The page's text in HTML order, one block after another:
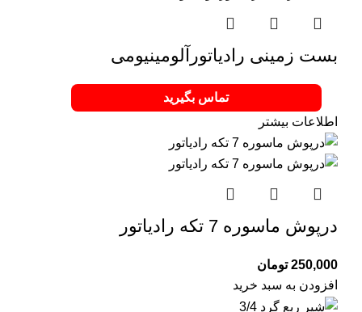
بست زمینی رادیاتورآلومینیومی
تماس بگیرید
اطلاعات بیشتر
درپوش ماسوره 7 تکه رادیاتور
250,000 تومان
افزودن به سبد خرید